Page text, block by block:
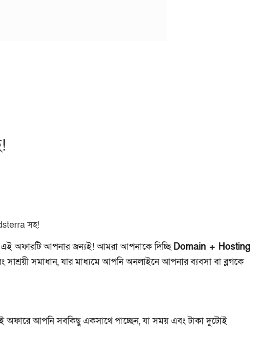
এই অফারটি আপনার জন্যই! আমরা আপনাকে দিচ্ছিDomain + Hosting
সমাধান, যার মাধ্যমে আপনি অনলাইনে আপনার ব্যবসা বা ব্লগকে
অফারে আপনি সবকিছু একসাথে পাচ্ছেন, যা সময় এবং টাকা দুটোই